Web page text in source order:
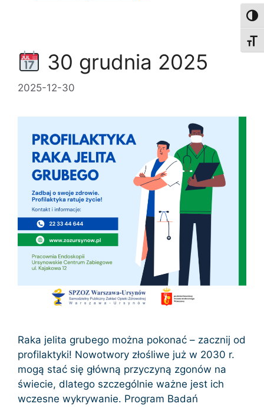
30 grudnia 2025
2025-12-30
Raka jelita grubego można pokonać – zacznij od
profilaktyki! Nowotwory złośliwe już w 2030 r.
mogą stać się główną przyczyną zgonów na
świecie, dlatego szczególnie ważne jest ich
wczesne wykrywanie. Program Badań